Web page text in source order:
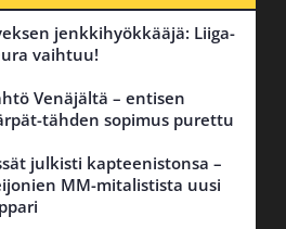
jenkkihyökkääjä: Liiga-
vaihtuu!
Venäjältä – entisen
tähden sopimus purettu
julkisti kapteenistonsa –
MM-mitalistista uusi